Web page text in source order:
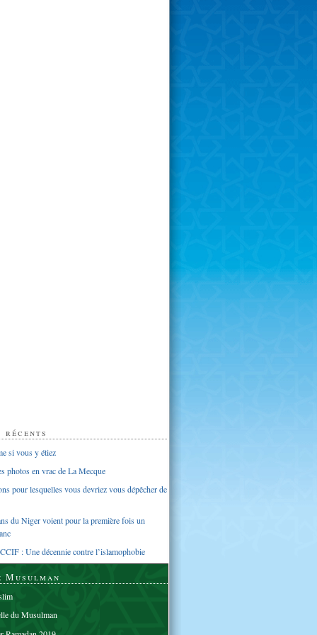
si vous y étiez
photos en vrac de La Mecque
pour lesquelles vous devriez vous dépêcher de
du Niger voient pour la première fois un
: Une décennie contre l’islamophobie
Musulman
du Musulman